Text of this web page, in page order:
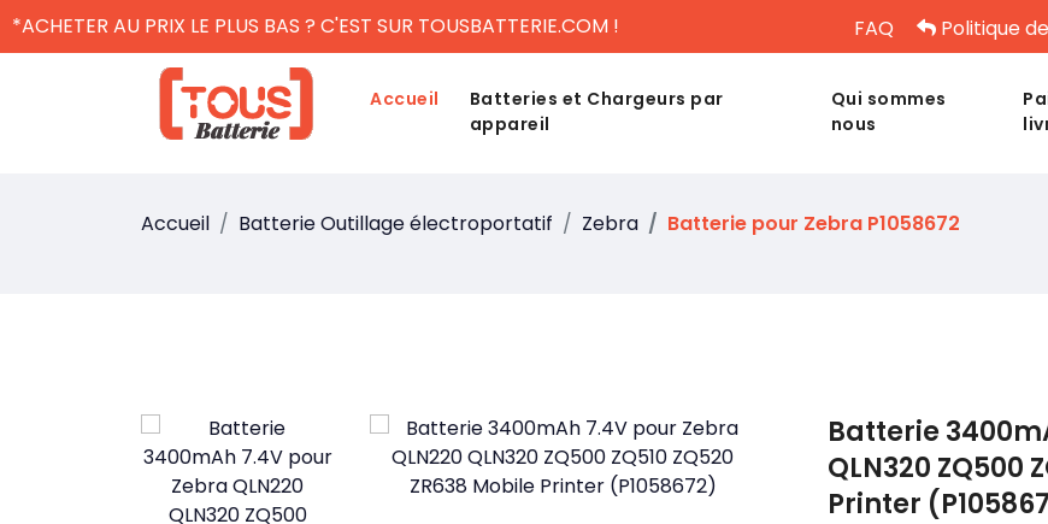
*ACHETER AU PRIX LE PLUS BAS ? C'EST SUR TOUSBATTERIE.COM ! FAQ Politique
Accueil
Batteries et Chargeurs par
appareil
Qui sommes
nous
Accueil Batterie Outillage électroportatif Zebra Batterie pour Zebra P1058672
Batterie
QLN320 ZQ500
Printer